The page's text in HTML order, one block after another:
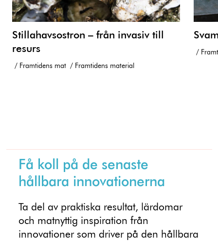
Stillahavsostron – från invasiv till
resurs
Framtidens mat Framtidens material
Få koll på de senaste
hållbara innovationerna
Ta del av praktiska resultat, lärdomar
och matnyttig inspiration från
innovationer som driver på den hållbara